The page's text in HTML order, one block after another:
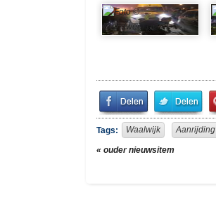
Share
on
Facebook
Share
on
Twitter
Tags:
Waalwijk Aanrijding
« ouder nieuwsitem